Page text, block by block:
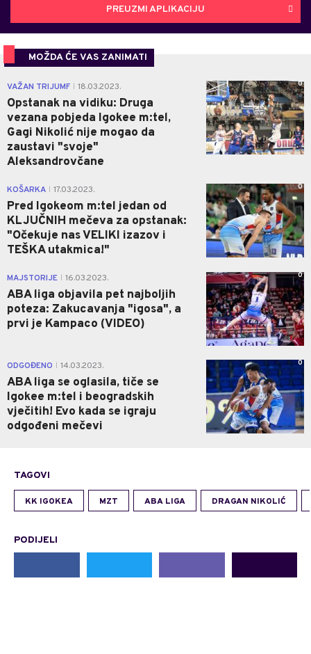
PREUZMI APLIKACIJU
MOŽDA ĆE VAS ZANIMATI
VAŽAN TRIJUMF 18.03.2023.
Opstanak na vidiku: Druga
vezana pobjeda Igokee m:tel,
Gagi Nikolić nije mogao da
zaustavi "svoje"
Aleksandrovčane
0
KOŠARKA 17.03.2023.
Pred Igokeom m:tel jedan od
KLJUČNIH mečeva za opstanak:
"Očekuje nas VELIKI izazov i
TEŠKA utakmica!"
0
MAJSTORIJE 16.03.2023.
ABA liga objavila pet najboljih
poteza: Zakucavanja "igosa", a
prvi je Kampaco (VIDEO)
0
ODGOĐENO 14.03.2023.
ABA liga se oglasila, tiče se
Igokee m:tel i beogradskih
vječitih! Evo kada se igraju
odgođeni mečevi
0
TAGOVI
KK IGOKEA MZT ABA LIGA DRAGAN NIKOLIĆ
PODIJELI